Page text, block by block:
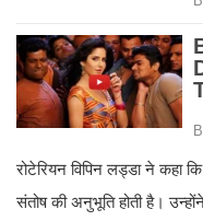
रोटेरियन विपिन लड्डा ने
संतोष की अनुभूति होती है।